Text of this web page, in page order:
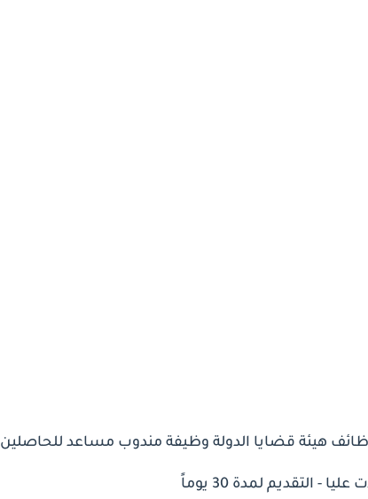
هيئة قضايا الدولة وظيفة مندوب مساعد للحاصلين
- التقديم لمدة 30 يوماً